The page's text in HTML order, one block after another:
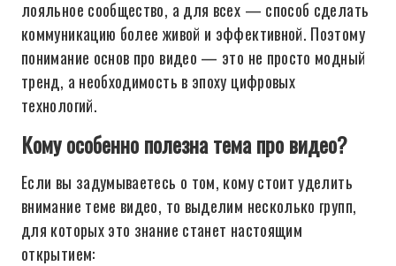
лояльное сообщество, а для всех — способ сделать
коммуникацию более живой и эффективной. Поэтому
понимание основ про видео — это не просто модный
тренд, а необходимость в эпоху цифровых
технологий.
Кому особенно полезна тема про видео?
Если вы задумываетесь о том, кому стоит уделить
внимание теме видео, то выделим несколько групп,
для которых это знание станет настоящим
открытием: